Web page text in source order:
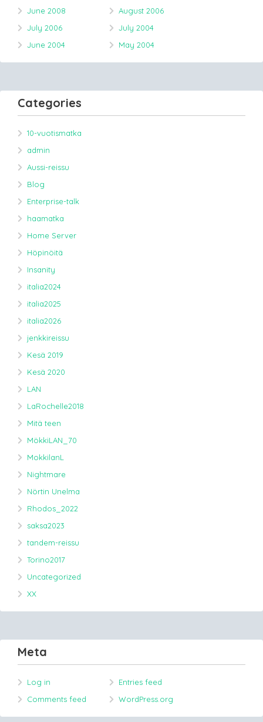
June 2008
August 2006
July 2006
July 2004
June 2004
May 2004
Categories
10-vuotismatka
admin
Aussi-reissu
Blog
Enterprise-talk
haamatka
Home Server
Höpinöitä
Insanity
italia2024
italia2025
italia2026
jenkkireissu
Kesä 2019
Kesä 2020
LAN
LaRochelle2018
Mitä teen
MökkiLAN_70
MokkilanL
Nightmare
Nörtin Unelma
Rhodos_2022
saksa2023
tandem-reissu
Torino2017
Uncategorized
XX
Meta
Log in
Entries feed
Comments feed
WordPress.org